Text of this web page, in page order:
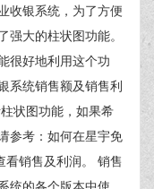
收银系统，为了方便
大的柱状图功能。
很好地利用这个功
系统销售额及销售利
状图功能，如果希
参考：如何在星宇免
看销售及利润。 销售
统的各个版本中使